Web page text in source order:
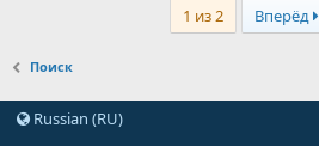
1 из 2 Вперёд
Поиск
Russian (RU)